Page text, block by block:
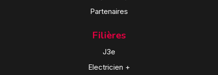
Partenaires
Filières
J3e
Electricien +